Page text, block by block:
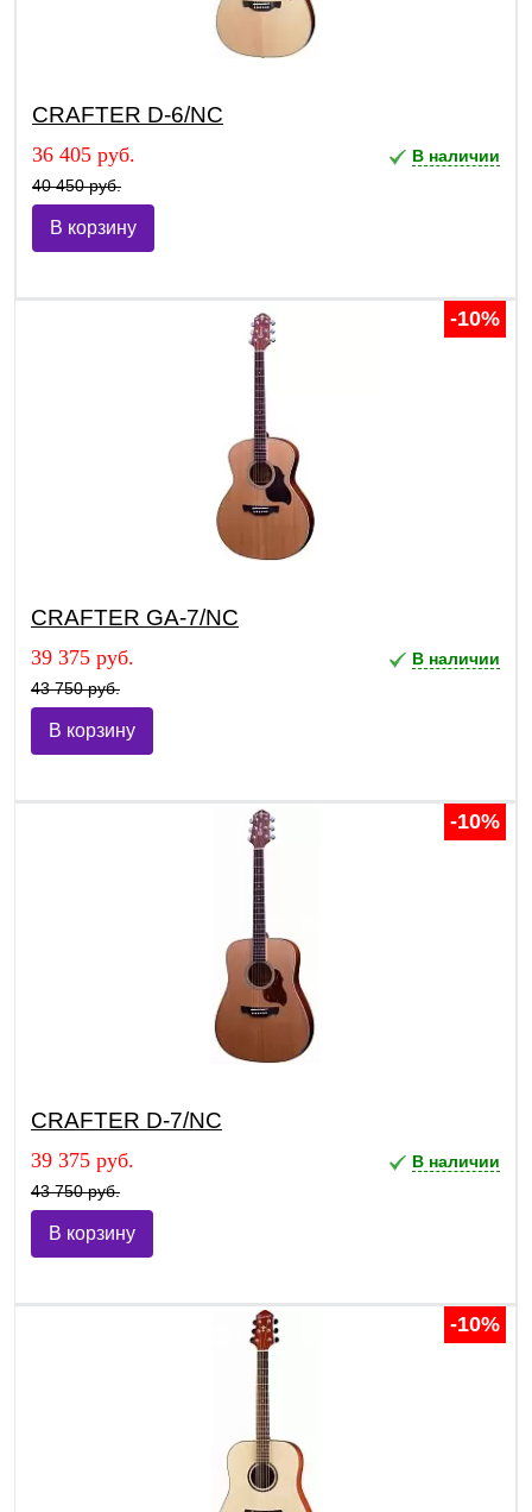
CRAFTER D-6/NС
36 405 руб.
40 450 руб.
В наличии
В корзину
-10%
CRAFTER GA-7/NС
39 375 руб.
43 750 руб.
В наличии
В корзину
-10%
CRAFTER D-7/NС
39 375 руб.
43 750 руб.
В наличии
В корзину
-10%